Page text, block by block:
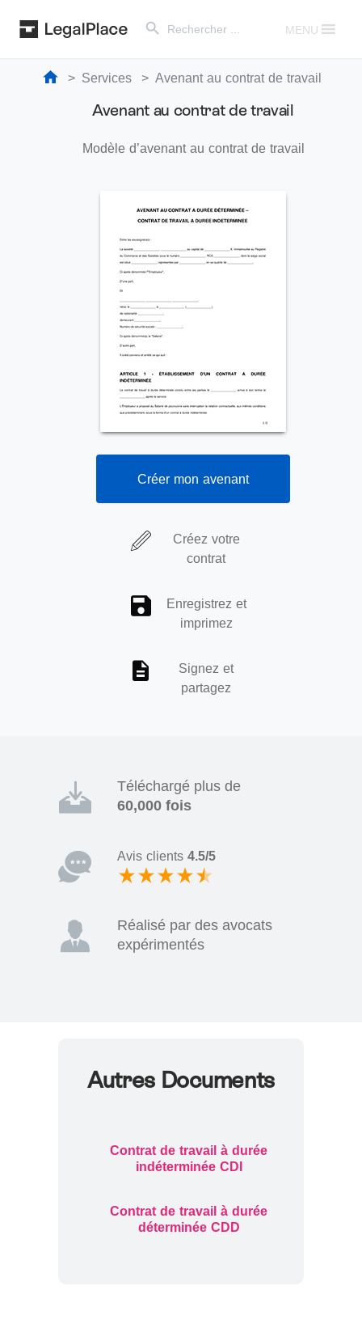
for:
MENU
Services Avenant au contrat de travail
Avenant au contrat de travail
Modèle d’avenant au contrat de travail
Créez votre
contrat
Enregistrez et
imprimez
Signez et
partagez
Créer mon avenant
Téléchargé plus de
60,000 fois
Avis clients 4.5/5
Réalisé par des avocats
expérimentés
Autres Documents
Contrat de travail à durée
indéterminée CDI
Contrat de travail à durée
déterminée CDD